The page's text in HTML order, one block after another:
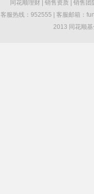
同花顺理财 销售资质
销售团
客服热线：952555 | 客服邮箱：
2013 同花顺